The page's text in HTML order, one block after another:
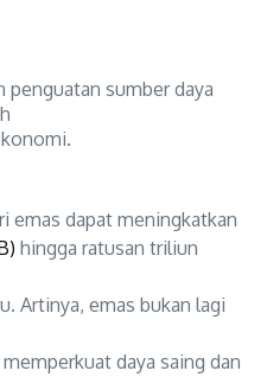
sumber daya
emas dapat meningkatkan
hingga ratusan triliun
Artinya, emas bukan lagi
daya saing dan